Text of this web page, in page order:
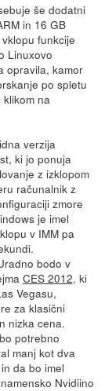
še dodatni
in 16 GB
funkcije
Linuxovo
opravila, kamor
po spletu
na
verzija
ki jo ponuja
z izklopom
računalnik z
zmore
je imel
v IMM pa
bodo v
CES 2012, ki
Vegasu,
za klasični
nizka cena.
potrebno
manj kot dva
da bo imel
Nvidiino